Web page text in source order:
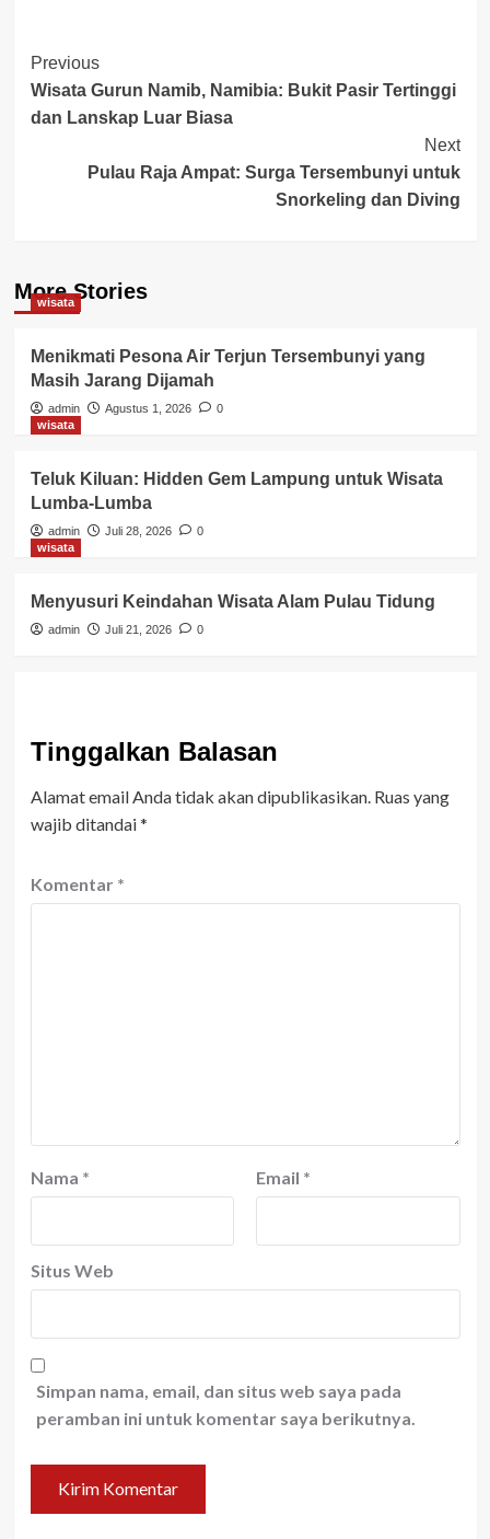
Post
Navigation
Previous
Wisata Gurun Namib, Namibia: Bukit Pasir Tertinggi
dan Lanskap Luar Biasa
Next
Pulau Raja Ampat: Surga Tersembunyi untuk
Snorkeling dan Diving
More Stories
wisata
Menikmati Pesona Air Terjun Tersembunyi yang
Masih Jarang Dijamah
admin Agustus 1, 2026
0
wisata
Teluk Kiluan: Hidden Gem Lampung untuk Wisata
Lumba-Lumba
admin Juli 28, 2026
0
wisata
Menyusuri Keindahan Wisata Alam Pulau Tidung
admin Juli 21, 2026 0
Tinggalkan Balasan
Alamat email Anda tidak akan dipublikasikan. Ruas yang
wajib ditandai*
Komentar *
Nama * Email *
Situs Web
Simpan nama, email, dan situs web saya pada
peramban ini untuk komentar saya berikutnya.